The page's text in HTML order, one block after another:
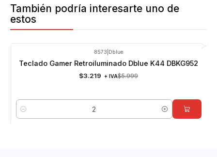
También podría interesarte uno de
estos
8573 Dblue
Teclado Gamer Retroiluminado Dblue K44 DBKG952
$3.219 + IVA$5.999
Cantidad